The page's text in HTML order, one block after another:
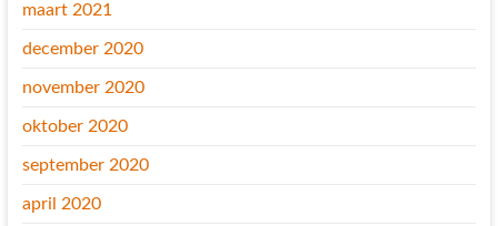
maart 2021
december 2020
november 2020
oktober 2020
september 2020
april 2020